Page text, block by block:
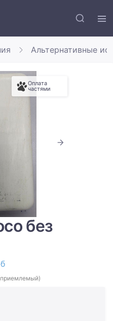
Альтернативные
Оплата
частями
без